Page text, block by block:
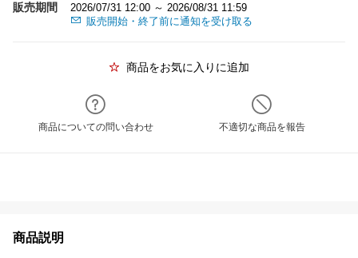
販売期間
2026/07/31 12:00 ～ 2026/08/31 11:59
販売開始・終了前に通知を受け取る
商品をお気に入りに追加
商品についての問い合わせ 不適切な商品を報告
商品説明